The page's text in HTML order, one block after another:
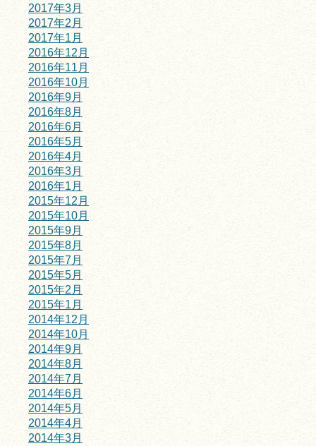
2017年3月
2017年2月
2017年1月
2016年12月
2016年11月
2016年10月
2016年9月
2016年8月
2016年6月
2016年5月
2016年4月
2016年3月
2016年1月
2015年12月
2015年10月
2015年9月
2015年8月
2015年7月
2015年5月
2015年2月
2015年1月
2014年12月
2014年10月
2014年9月
2014年8月
2014年7月
2014年6月
2014年5月
2014年4月
2014年3月